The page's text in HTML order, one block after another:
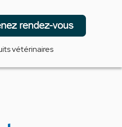
vétérinaires